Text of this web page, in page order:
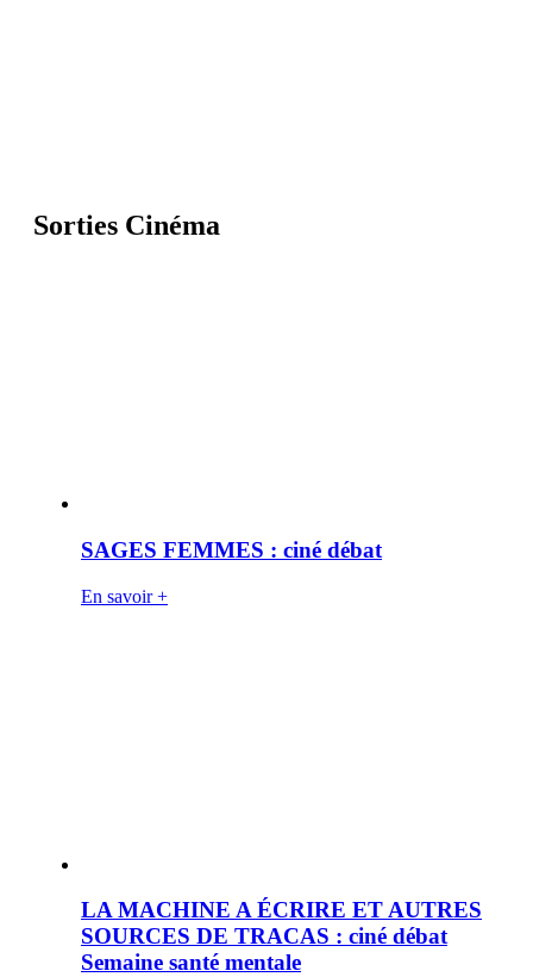
Sorties Cinéma
SAGES FEMMES : ciné débat
En savoir +
LA MACHINE A ÉCRIRE ET AUTRES
SOURCES DE TRACAS : ciné débat
Semaine santé mentale